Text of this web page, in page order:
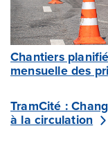
Chantiers
mensuelle des
TramCité :
à la circulation